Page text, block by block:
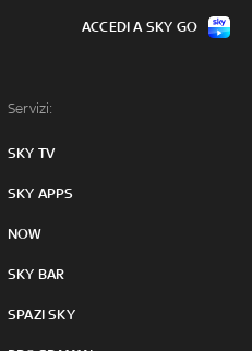
Servizi:
SKY TV
SKY APPS
NOW
SKY BAR
SPAZI SKY
ACCEDI A SKY GO